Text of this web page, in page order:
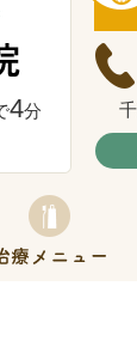
4分
フ紹介